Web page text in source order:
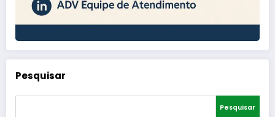
Pesquisar
Pesquisar